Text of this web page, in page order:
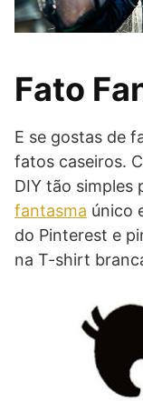
Fato
E se gostas de
fatos caseiros.
DIY tão simples
fantasma único
do Pinterest e
na T-shirt